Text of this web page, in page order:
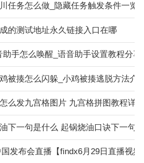
项连接提升技术，实时检测网络
，让wifi更快更稳。
接全国亿万共享热点，提供24小时
任务怎么做_隐藏任务触发条件一览
的测试地址永久链接入口在哪
手怎么唤醒_语音助手设置教程分享
被揍怎么闪躲_小鸡被揍逃脱方法介
么发九宫格图片 九宫格拼图教程详解
下一句是什么 起锅烧油口诀下一句
发布会直播【findx6月29日直播视频